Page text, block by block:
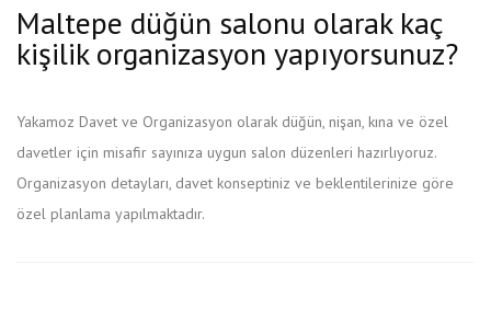
Maltepe düğün salonu olarak kaç
kişilik organizasyon yapıyorsunuz?
Yakamoz Davet ve Organizasyon olarak düğün, nişan, kına ve özel
davetler için misafir sayınıza uygun salon düzenleri hazırlıyoruz.
Organizasyon detayları, davet konseptiniz ve beklentilerinize göre
özel planlama yapılmaktadır.